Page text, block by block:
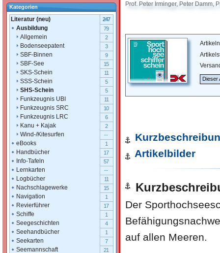
Prof. Peter Irminger, Peter Damm,
Dieser
Artikelbilder
Der
auf allen Meeren.
Kategorien
Literatur (neu) 247
Ausbildung 79
Allgemein 2
Bodenseepatent 3
SBF-Binnen 9
SBF-See 15
SKS-Schein 11
SSS-Schein 5
SHS-Schein 5
Funkzeugnis UBI 11
Funkzeugnis SRC 10
Funkzeugnis LRC 6
Kanu + Kajak 2
Wind-/Kitesurfen --
eBooks 1
Handbücher 17
Info-Tafeln 57
Lernkarten --
Logbücher 11
Nachschlagewerke 15
Navigation 1
Revierführer 17
Schiffe 1
Seegeschichten 4
Seehandbücher 1
Seekarten 7
Seemannschaft 21